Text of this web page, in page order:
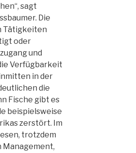
sagt
Die
Tätigkeiten
oder
und
Verfügbarkeit
in der
die
Fische gibt es
beispielsweise
zerstört. Im
trotzdem